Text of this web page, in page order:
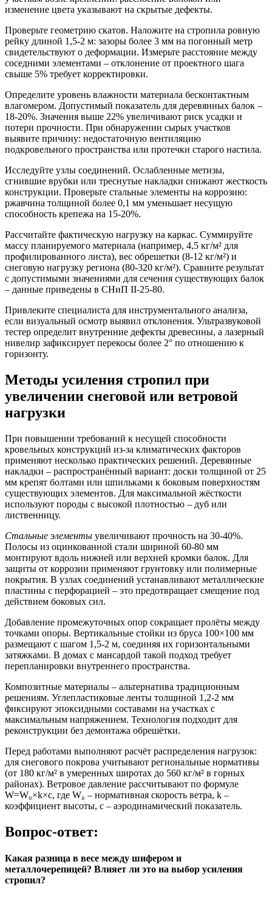
изменение цвета указывают на скрытые дефекты.
Проверьте геометрию скатов. Наложите на стропила ровную
рейку длиной 1,5-2 м: зазоры более 3 мм на погонный метр
свидетельствуют о деформации. Измерьте расстояние между
соседними элементами – отклонение от проектного шага
свыше 5% требует корректировки.
Определите уровень влажности материала бесконтактным
влагомером. Допустимый показатель для деревянных балок –
18-20%. Значения выше 22% увеличивают риск усадки и
потери прочности. При обнаружении сырых участков
выявите причину: недостаточную вентиляцию
подкровельного пространства или протечки старого настила.
Исследуйте узлы соединений. Ослабленные метизы,
сгнившие врубки или треснутые накладки снижают жесткость
конструкции. Проверьте стальные элементы на коррозию:
ржавчина толщиной более 0,1 мм уменьшает несущую
способность крепежа на 15-20%.
Рассчитайте фактическую нагрузку на каркас. Суммируйте
массу планируемого материала (например, 4,5 кг/м² для
профилированного листа), вес обрешетки (8-12 кг/м²) и
снеговую нагрузку региона (80-320 кг/м²). Сравните результат
с допустимыми значениями для сечения существующих балок
– данные приведены в СНиП II-25-80.
Привлеките специалиста для инструментального анализа,
если визуальный осмотр выявил отклонения. Ультразвуковой
тестер определит внутренние дефекты древесины, а лазерный
нивелир зафиксирует перекосы более 2° по отношению к
горизонту.
Методы усиления стропил при
увеличении снеговой или ветровой
нагрузки
При повышении требований к несущей способности
кровельных конструкций из-за климатических факторов
применяют несколько практических решений. Деревянные
накладки – распространённый вариант: доски толщиной от 25
мм крепят болтами или шпильками к боковым поверхностям
существующих элементов. Для максимальной жёсткости
используют породы с высокой плотностью – дуб или
лиственницу.
Стальные элементы увеличивают прочность на 30-40%.
Полосы из оцинкованной стали шириной 60-80 мм
монтируют вдоль нижней или верхней кромки балок. Для
защиты от коррозии применяют грунтовку или полимерные
покрытия. В узлах соединений устанавливают металлические
пластины с перфорацией – это предотвращает смещение под
действием боковых сил.
Добавление промежуточных опор сокращает пролёты между
точками опоры. Вертикальные стойки из бруса 100×100 мм
размещают с шагом 1,5-2 м, соединяя их горизонтальными
затяжками. В домах с мансардой такой подход требует
перепланировки внутреннего пространства.
Композитные материалы – альтернатива традиционным
решениям. Углепластиковые ленты толщиной 1,2-2 мм
фиксируют эпоксидными составами на участках с
максимальным напряжением. Технология подходит для
реконструкции без демонтажа обрешётки.
Перед работами выполняют расчёт распределения нагрузок:
для снегового покрова учитывают региональные нормативы
(от 180 кг/м² в умеренных широтах до 560 кг/м² в горных
районах). Ветровое давление рассчитывают по формуле
W=W₀×k×c, где W₀ – нормативная скорость ветра, k –
коэффициент высоты, c – аэродинамический показатель.
Вопрос-ответ:
Какая разница в весе между шифером и
металлочерепицей? Влияет ли это на выбор усиления
стропил?